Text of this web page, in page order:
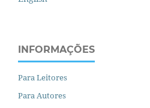
INFORMAÇÕES
Para Leitores
Para Autores